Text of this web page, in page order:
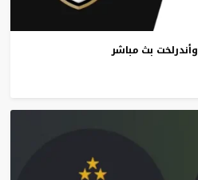
وأندرلخت بث مباشر